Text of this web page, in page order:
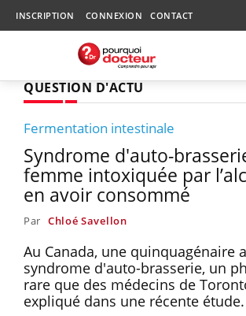
INSCRIPTION CONNEXION CONTACT
QUESTION D'ACTU
Fermentation intestinale
Syndrome d'auto-
femme intoxiquée par
en avoir consommé
Par Chloé Savellon
Au Canada, une quinquagénaire
syndrome d'auto-brasserie, un
rare que des médecins de
expliqué dans une récente étude.